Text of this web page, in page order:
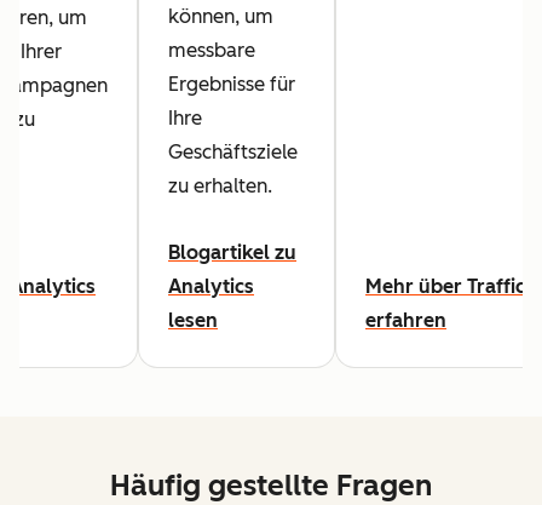
um
Ihrer
zu
Analytics
können, um
messbare
Ergebnisse für
Ihre
Geschäftsziele
zu erhalten.
Blogartikel zu
Analytics
lesen
Mehr über Traffic-
erfahren
Häufig gestellte Fragen